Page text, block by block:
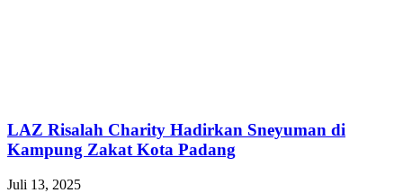
LAZ Risalah Charity Hadirkan Sneyuman di
Kampung Zakat Kota Padang
Juli 13, 2025